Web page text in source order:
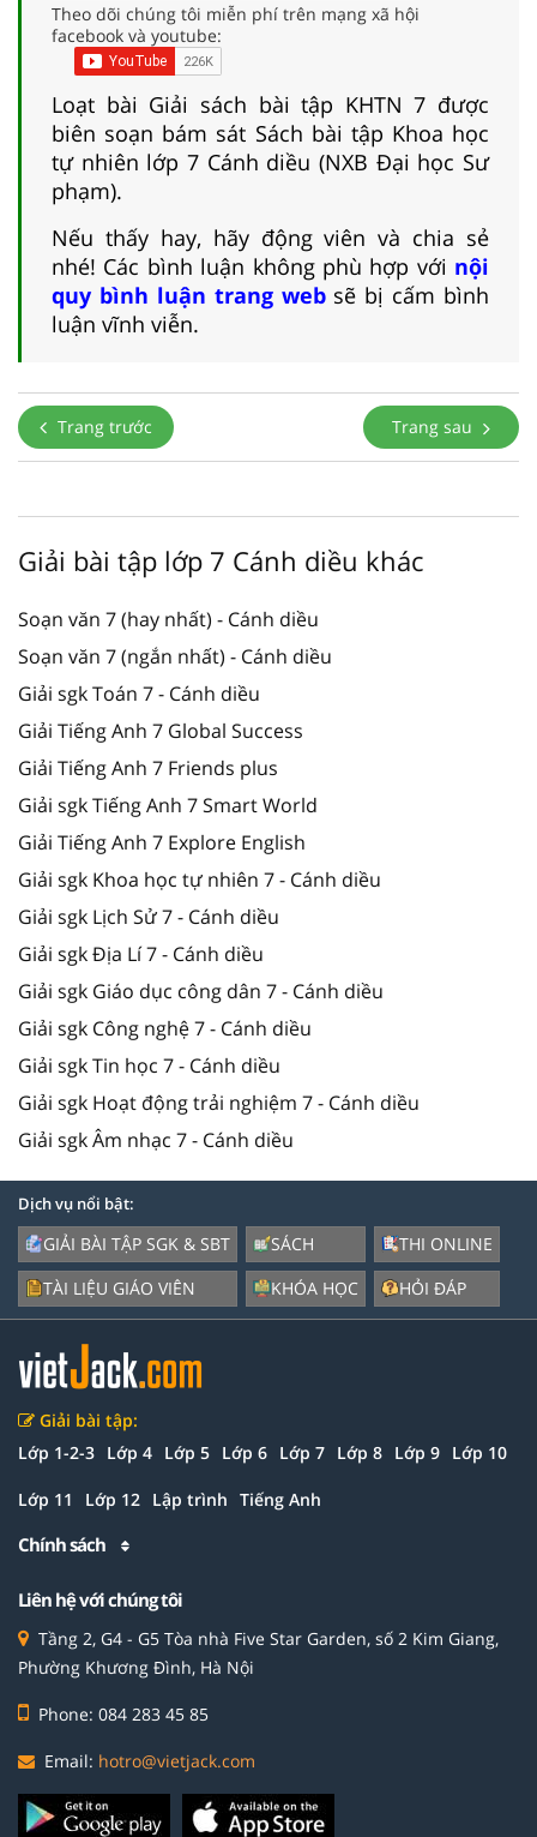
Theo dõi chúng tôi miễn phí trên mạng xã hội
facebook và youtube:
Loạt bài Giải sách bài tập KHTN 7 được
biên soạn bám sát Sách bài tập Khoa học
tự nhiên lớp 7 Cánh diều (NXB Đại học Sư
phạm).
Nếu thấy hay, hãy động viên và chia sẻ
nhé! Các bình luận không phù hợp với nội
quy bình luận trang websẽ bị cấm bình
luận vĩnh viễn.
Trang trước Trang sau
Giải bài tập lớp 7 Cánh diều khác
Soạn văn 7 (hay nhất) - Cánh diều
Soạn văn 7 (ngắn nhất) - Cánh diều
Giải sgk Toán 7 - Cánh diều
Giải Tiếng Anh 7 Global Success
Giải Tiếng Anh 7 Friends plus
Giải sgk Tiếng Anh 7 Smart World
Giải Tiếng Anh 7 Explore English
Giải sgk Khoa học tự nhiên 7 - Cánh diều
Giải sgk Lịch Sử 7 - Cánh diều
Giải sgk Địa Lí 7 - Cánh diều
Giải sgk Giáo dục công dân 7 - Cánh diều
Giải sgk Công nghệ 7 - Cánh diều
Giải sgk Tin học 7 - Cánh diều
Giải sgk Hoạt động trải nghiệm 7 - Cánh diều
Giải sgk Âm nhạc 7 - Cánh diều
Dịch vụ nổi bật:
GIẢI BÀI TẬP SGK & SBT
TÀI LIỆU GIÁO VIÊN
SÁCH
KHÓA HỌC
THI ONLINE
HỎI ĐÁP
Giải bài tập:
Lớp 1-2-3 Lớp 4 Lớp 5 Lớp 6 Lớp 7 Lớp 8 Lớp 9 Lớp 10
Lớp 11 Lớp 12 Lập trình Tiếng Anh
Chính sách
Liên hệ với chúng tôi
Tầng 2, G4 - G5 Tòa nhà Five Star Garden, số 2 Kim Giang,
Phường Khương Đình, Hà Nội
Phone: 084 283 45 85
Email: hotro@vietjack.com